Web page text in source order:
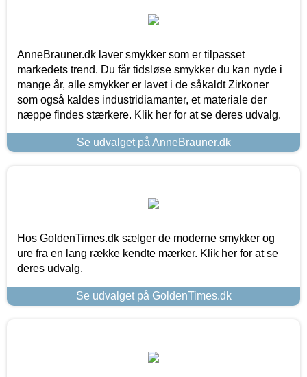
AnneBrauner.dk laver smykker som er tilpasset
markedets trend. Du får tidsløse smykker du kan nyde i
mange år, alle smykker er lavet i de såkaldt Zirkoner
som også kaldes industridiamanter, et materiale der
næppe findes stærkere. Klik her for at se deres udvalg.
Se udvalget på AnneBrauner.dk
Hos GoldenTimes.dk sælger de moderne smykker og
ure fra en lang række kendte mærker. Klik her for at se
deres udvalg.
Se udvalget på GoldenTimes.dk